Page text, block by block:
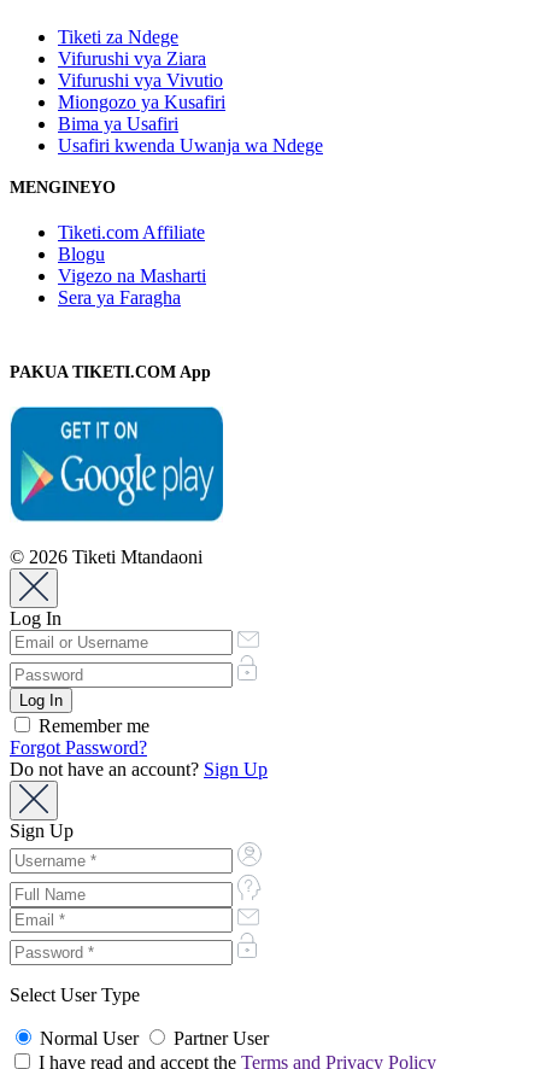
Tiketi za Ndege
Vifurushi vya Ziara
Vifurushi vya Vivutio
Miongozo ya Kusafiri
Bima ya Usafiri
Usafiri kwenda Uwanja wa Ndege
MENGINEYO
Tiketi.com Affiliate
Blogu
Vigezo na Masharti
Sera ya Faragha
PAKUA TIKETI.COM App
© 2026 Tiketi Mtandaoni
Log In
Remember me
Forgot Password?
Do not have an account? Sign Up
Sign Up
Select User Type
Normal User
Partner User
I have read and accept the Terms and Privacy Policy